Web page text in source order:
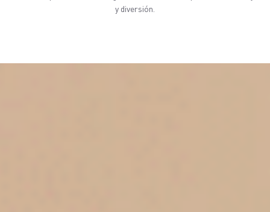
y diversión.